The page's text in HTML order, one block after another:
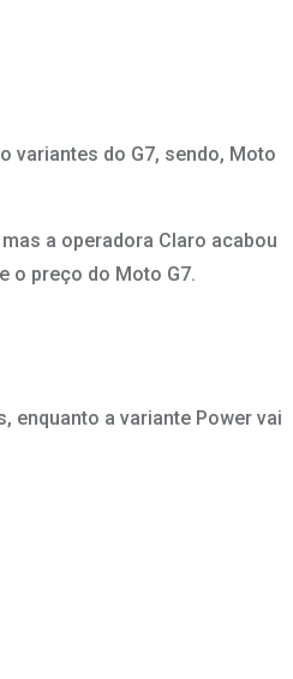
variantes do G7, sendo, Moto
a operadora Claro acabou
o preço do Moto G7.
enquanto a variante Power vai